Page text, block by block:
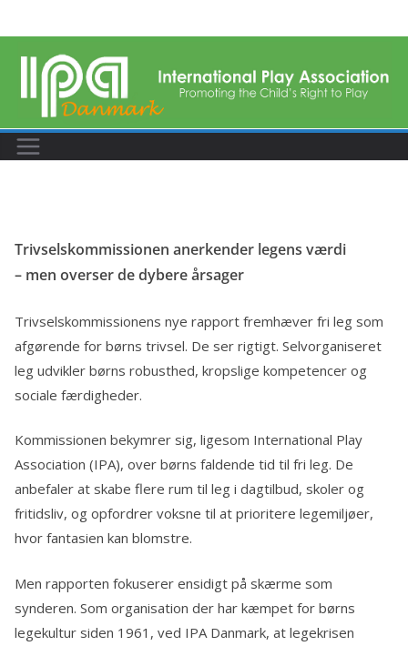
to
content
Trivselskommissionen anerkender legens værdi
– men overser de dybere årsager
Trivselskommissionens nye rapport fremhæver fri leg som
afgørende for børns trivsel. De ser rigtigt. Selvorganiseret
leg udvikler børns robusthed, kropslige kompetencer og
sociale færdigheder.
Kommissionen bekymrer sig, ligesom International Play
Association (IPA), over børns faldende tid til fri leg. De
anbefaler at skabe flere rum til leg i dagtilbud, skoler og
fritidsliv, og opfordrer voksne til at prioritere legemiljøer,
hvor fantasien kan blomstre.
Men rapporten fokuserer ensidigt på skærme som
synderen. Som organisation der har kæmpet for børns
legekultur siden 1961, ved IPA Danmark, at legekrisen